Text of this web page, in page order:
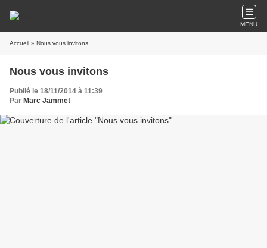
MENU
Accueil » Nous vous invitons
Nous vous invitons
Publié le 18/11/2014 à 11:39
Par Marc Jammet